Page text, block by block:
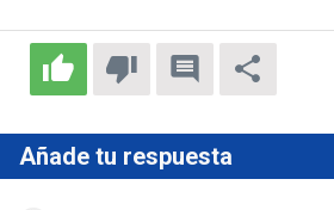
Añade tu respuesta